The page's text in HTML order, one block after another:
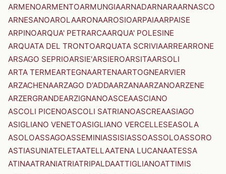
ARMENOARMENTOARMUNGIAARNADARNARAARNASCO
ARNESANOAROLAARONAAROSIOARPAIAARPAISE
ARPINOARQUA' PETRARCAARQUA' POLESINE
ARQUATA DEL TRONTOARQUATA SCRIVIAARREARRONE
ARSAGO SEPRIOARSIE'ARSIEROARSITAARSOLI
ARTA TERMEARTEGNAARTENAARTOGNEARVIER
ARZACHENAARZAGO D'ADDAARZANAARZANOARZENE
ARZERGRANDEARZIGNANOASCEAASCIANO
ASCOLI PICENOASCOLI SATRIANOASCREAASIAGO
ASIGLIANO VENETOASIGLIANO VERCELLESEASOLA
ASOLOASSAGOASSEMINIASSISIASSOASSOLOASSORO
ASTIASUNIATELETAATELLAATENA LUCANAATESSA
ATINAATRANIATRIATRIPALDAATTIGLIANOATTIMIS